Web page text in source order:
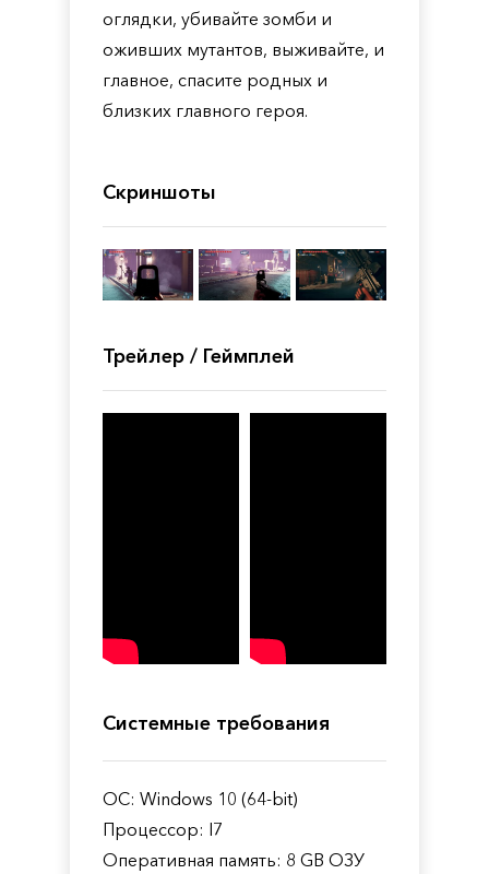
оглядки, убивайте зомби и
оживших мутантов, выживайте, и
главное, спасите родных и
близких главного героя.
Скриншоты
Трейлер / Геймплей
Системные требования
ОС: Windows 10 (64-bit)
Процессор: I7
Оперативная память: 8 GB ОЗУ